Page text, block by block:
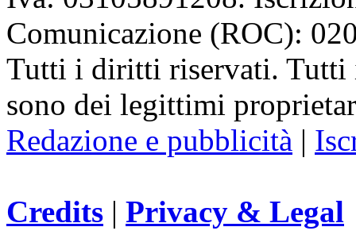
Comunicazione (ROC):
Tutti i diritti riservati. Tutti
sono dei legittimi
Redazione e pubblicità |
Credits | Privacy & Legal